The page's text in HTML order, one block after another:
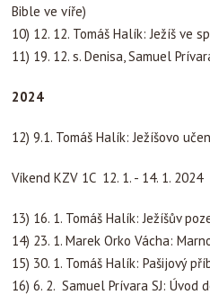
Bible ve víře)
10) 12. 12. Tomáš Halík: Ježíš ve
11) 19. 12. s. Denisa, Samuel
2024
12) 9.1. Tomáš Halík: Ježíšovo
Víkend KZV 1C 12. 1. -
13) 16. 1. Tomáš Halík: Ježíšův
14) 23. 1. Marek Orko Vácha:
15) 30. 1. Tomáš Halík: Pašijový
16) 6. 2. Samuel Prívara SJ: Úvod